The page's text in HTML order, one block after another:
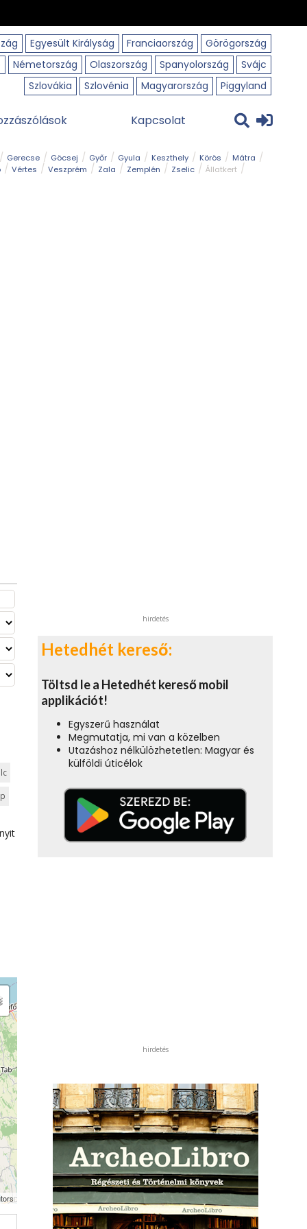
Egyesült Királyság Franciaország
Görögország
Németország Olaszország Spanyolország
Svájc
Szlovákia
Szlovénia Magyarország Piggyland
Kapcsolat
Gerecse Göcsej Győr Gyula Keszthely Körös
Mátra
Vértes Veszprém Zala Zemplén Zselic
Állatkert
hirdetés
Hetedhét kereső:
Töltsd le a Hetedhét kereső mobil
applikációt!
Egyszerű használat
Megmutatja, mi van a közelben
Utazáshoz nélkülözhetetlen: Magyar és
külföldi úticélok
hirdetés